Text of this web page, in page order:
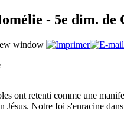
- 5e dim. de
ont retenti comme une
Jésus. Notre foi s'enracine